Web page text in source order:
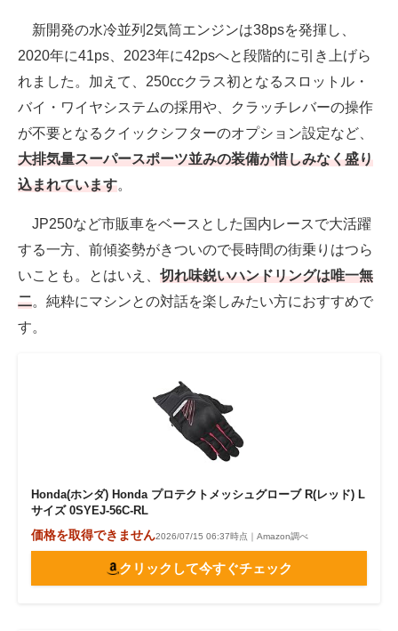
新開発の水冷並列2気筒エンジンは38psを発揮し、
2020年に41ps、2023年に42psへと段階的に引き上げら
れました。加えて、250ccクラス初となるスロットル・
バイ・ワイヤシステムの採用や、クラッチレバーの操作
が不要となるクイックシフターのオプション設定など、
大排気量スーパースポーツ並みの装備が惜しみなく盛り
込まれています。
JP250など市販車をベースとした国内レースで大活躍
する一方、前傾姿勢がきついので長時間の街乗りはつら
いことも。とはいえ、 切れ味鋭いハンドリングは唯一無
二。純粋にマシンとの対話を楽しみたい方におすすめで
す。
Honda(ホンダ) Honda プロテクトメッシュグローブ R(レッド) L
サイズ 0SYEJ-56C-RL
価格を取得できません2026/07/15 06:37時点｜Amazon調べ
クリックして今すぐチェック